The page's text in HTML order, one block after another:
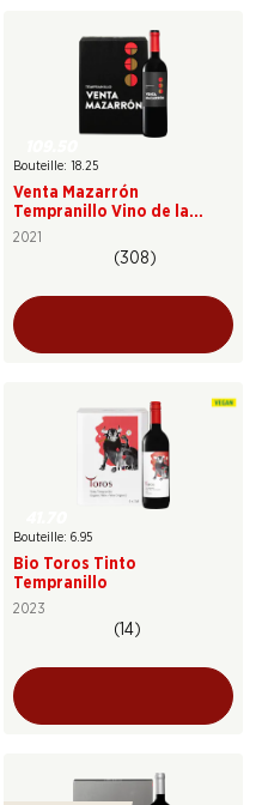
Bouteille: 18.25
Venta Mazarrón
Tempranillo Vino de la
Tierra de Castilla y León
2021
(308)
Bouteille: 6.95
Bio Toros Tinto
Tempranillo
2023
(14)